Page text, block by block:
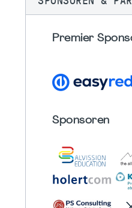
Premier
Sponsoren